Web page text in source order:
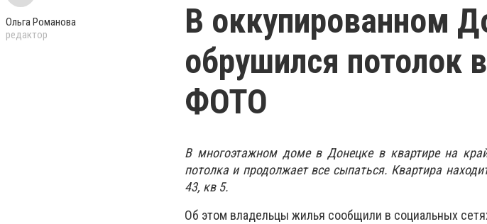
Ольга Романова
редактор
В оккупированном
обрушился потолок
ФОТО
В многоэтажном доме в Донецке в квартире на
потолка и продолжает все сыпаться. Квартира
43, кв 5.
Об этом владельцы жилья сообщили в социальных